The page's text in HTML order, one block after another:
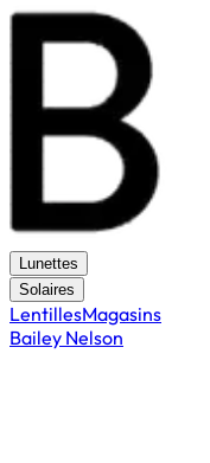
Lunettes
Solaires
LentillesMagasins
Bailey Nelson